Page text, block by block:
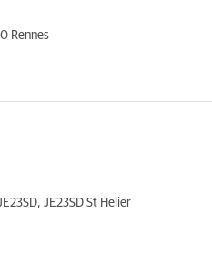
Rennes
JE23SD St Helier